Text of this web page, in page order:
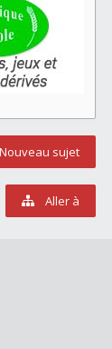
Nouveau sujet
Aller à